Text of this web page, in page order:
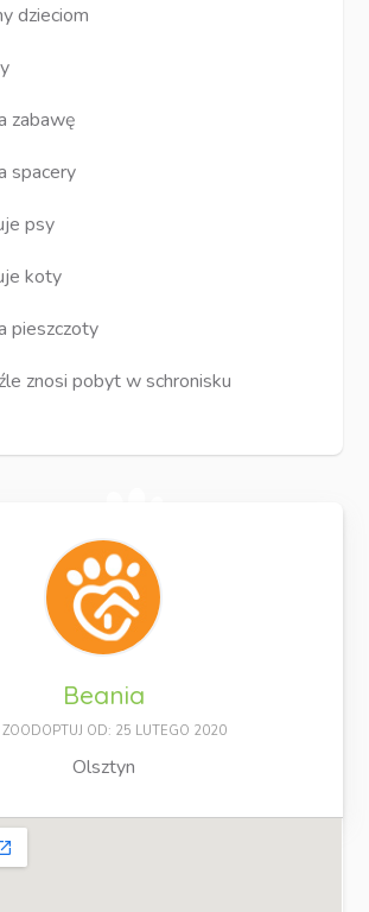
dzieciom
zabawę
spacery
psy
koty
pieszczoty
znosi pobyt w schronisku
Beania
ZOODOPTUJ OD: 25 LUTEGO 2020
Olsztyn